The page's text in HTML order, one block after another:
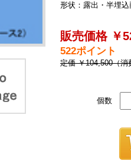
形状：露出・半埋込
販売価格 ￥
522ポイント
定価 ￥104,500（消
個数